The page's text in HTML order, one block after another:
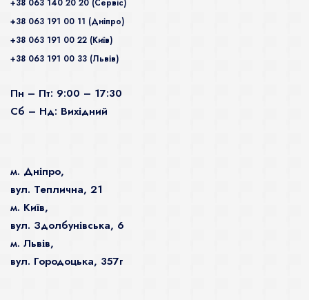
+38 063 140 20 20 (Сервiс)
+38 063 191 00 11 (Дніпро)
+38 063 191 00 22 (Київ)
+38 063 191 00 33 (Львів)
Пн – Пт: 9:00 – 17:30
Сб – Нд: Вихідний
м. Дніпро,
вул. Теплична, 21
м. Київ,
вул. Здолбунівська, 6
м. Львів,
вул. Городоцька, 357г